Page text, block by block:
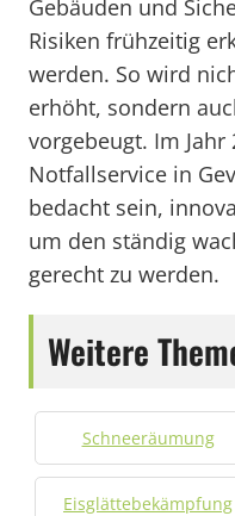
Gebäuden und
Risiken frühzeitig
werden. So wird
erhöht, sondern
vorgebeugt. Im
Notfallservice in
bedacht sein,
um den ständig
gerecht zu werden.
Weitere
Schneeräumung
Eisglättebekämpfung